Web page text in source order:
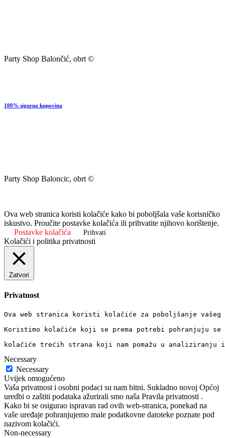
Party Shop Balončić, obrt ©
100% sigurna kupovina
Party Shop Baloncic, obrt ©
Ova web stranica koristi kolačiće kako bi poboljšala vaše korisničko
iskustvo. Proučite postavke kolačića ili prihvatite njihovo korištenje.
Postavke kolačića
Prihvati
Kolačići i politika privatnosti
Zatvori
Privatnost
Ova web stranica koristi kolačiće za poboljšanje
Koristimo kolačiće koji se prema potrebi pohranjuju
kolačiće trećih strana koji nam pomažu u
Necessary
Necessary
Uvijek omogućeno
Vaša privatnost i osobni podaci su nam bitni. Sukladno novoj Općoj
uredbi o zaštiti podataka ažurirali smo naša Pravila privatnosti .
Kako bi se osigurao ispravan rad ovih web-stranica, ponekad na
vaše uređaje pohranjujemo male podatkovne datoteke poznate pod
nazivom kolačići.
Non-necessary